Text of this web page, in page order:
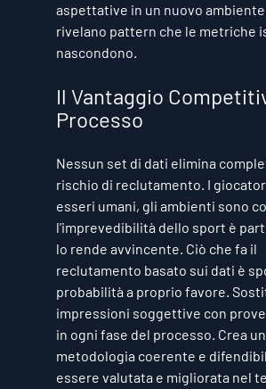
aspettative in un nuovo
rivelano pattern che le metriche
nascondono.
Il Vantaggio
Processo
Nessun set di dati elimina
rischio di reclutamento. I
esseri umani, gli ambienti sono
l'imprevedibilità dello sport è
lo rende avvincente. Ciò che fa il
reclutamento basato sui dati è
probabilità a proprio favore.
impressioni soggettive con
in ogni fase del processo. Crea
metodologia coerente e
essere valutata e migliorata nel